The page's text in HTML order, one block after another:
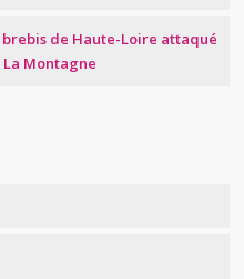
de Haute-Loire attaqué
Montagne